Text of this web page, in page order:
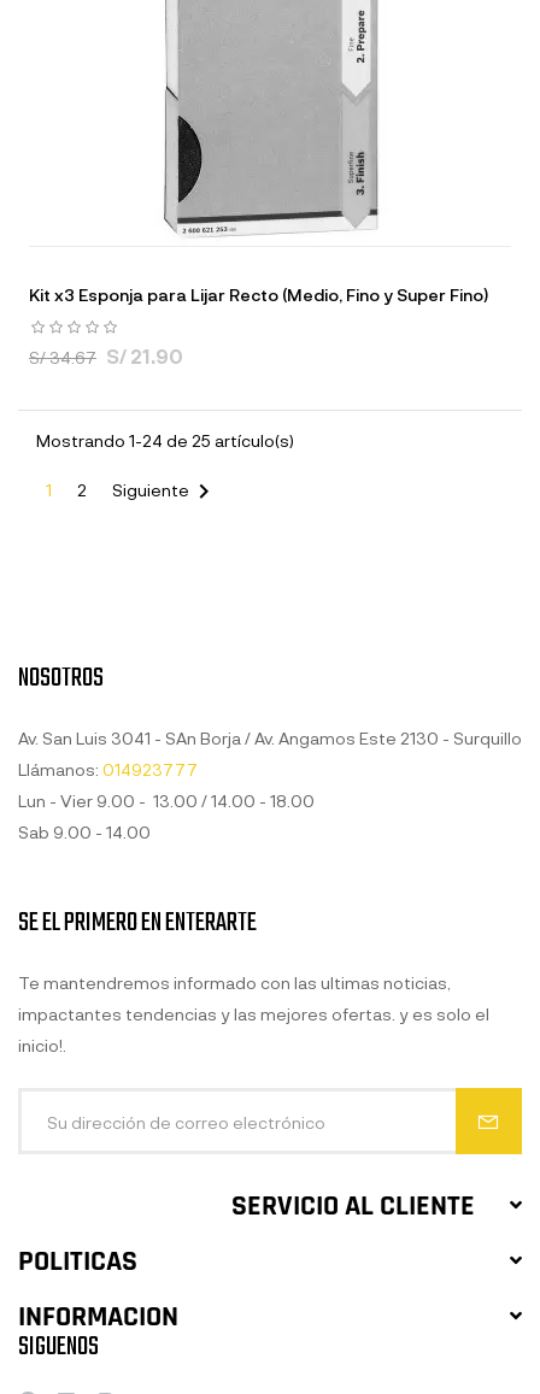
Kit x3 Esponja para Lijar Recto (Medio, Fino y Super Fino)
S/ 34.67 S/ 21.90
Mostrando 1-24 de 25 artículo(s)
1 2 Siguiente 
NOSOTROS
Av. San Luis 3041 - SAn Borja / Av. Angamos Este 2130 - Surquillo
Llámanos: 014923777
Lun - Vier 9.00 - 13.00 / 14.00 - 18.00
Sab 9.00 - 14.00
SERVICIO AL CLIENTE
POLITICAS
INFORMACION
SE EL PRIMERO EN ENTERARTE
Te mantendremos informado con las ultimas noticias,
impactantes tendencias y las mejores ofertas. y es solo el
inicio!.
SIGUENOS